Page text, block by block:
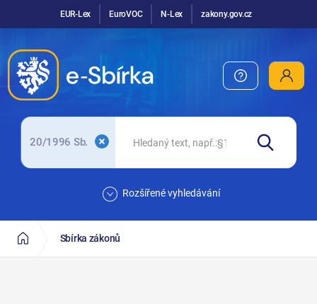
EUR-Lex EuroVOC N-Lex zakony.gov.cz
20/1996 Sb.
Rozšířené vyhledávání
Sbírka zákonů